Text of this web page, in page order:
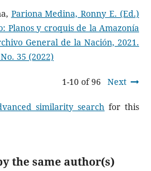
Pariona Medina, Ronny E. (Ed.)
Planos y croquis de la Amazonía
General de la Nación, 2021.
35 (2022)
1-10 of 96 Next
similarity search for this
the same author(s)